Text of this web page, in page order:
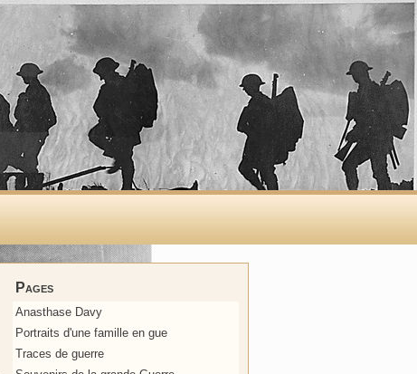
Pages
Anasthase Davy
Portraits d'une famille en gue
Traces de guerre